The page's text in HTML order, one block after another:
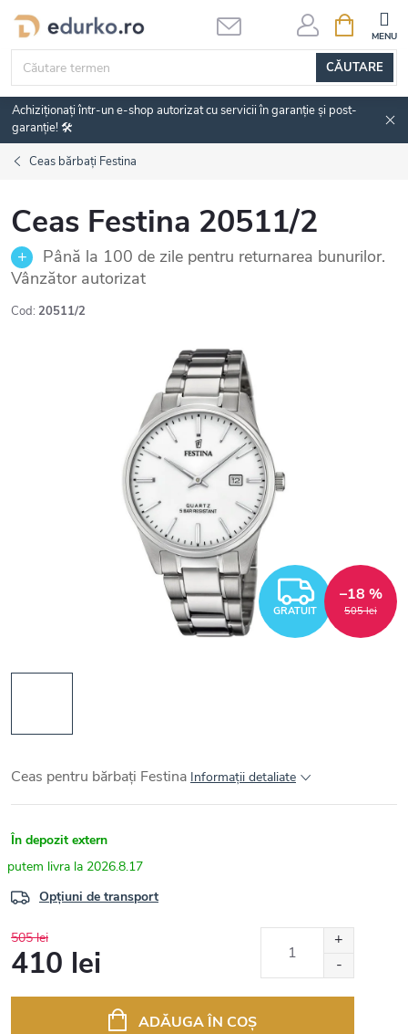
Treci
conținut
CĂUTARE
DE
Achiziționați într-un e-shop autorizat cu servicii în garanție și post-
garanție! 🛠️
Ceas bărbați Festina
Ceas Festina 20511/2
Până la 100 de zile pentru returnarea bunurilor.
Vânzător autorizat
Cod: 20511/2
GRATUIT 505 lei
–18 %
Ceas pentru bărbați Festina Informaţii detaliate
În depozit extern
2026.8.17
Opțiuni de transport
505 lei
410 lei
ADĂUGA ÎN COŞ